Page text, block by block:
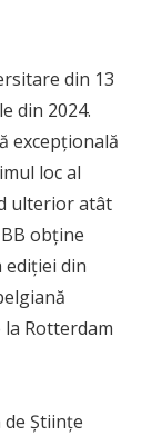
din 13
din 2024.
excepțională
loc al
ulterior atât
obține
ediției din
la Rotterdam
de Științe